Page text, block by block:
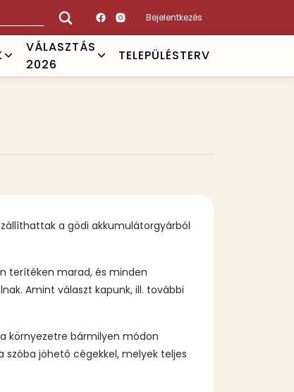
Bejelentkezés
VÁLASZTÁS
2026
TELEPÜLÉSTERV
a gödi akkumulátorgyárból
terítéken marad, és minden
Amint választ kapunk, ill. további
környezetre bármilyen módon
jöhető cégekkel, melyek teljes